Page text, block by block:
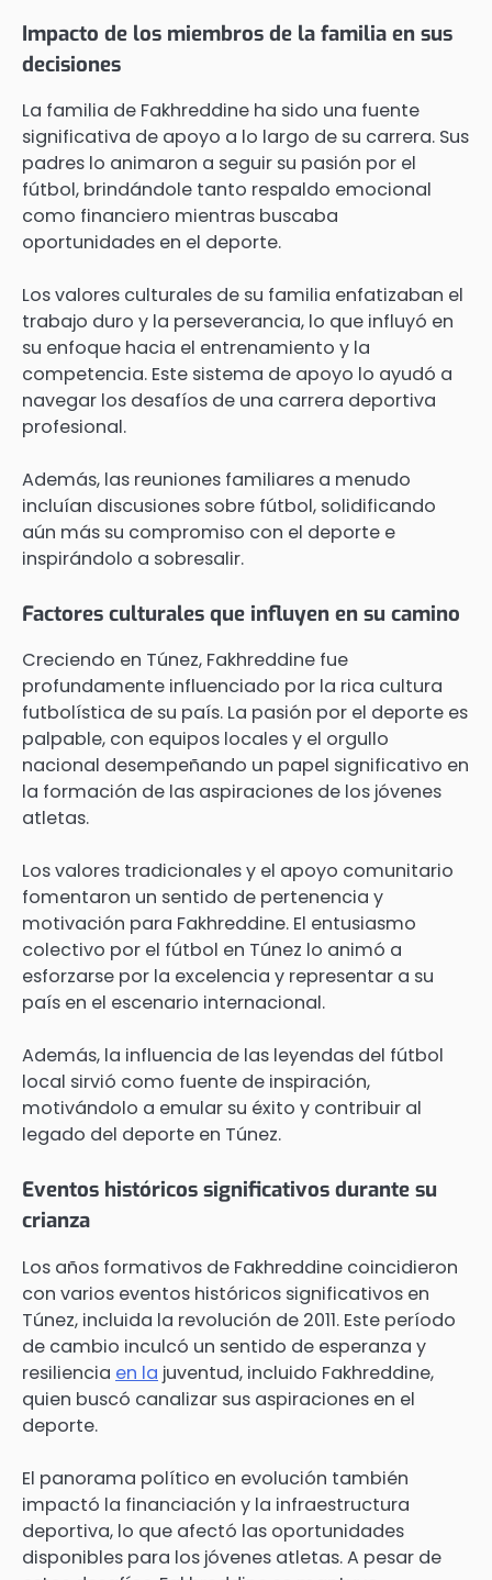
Impacto de los miembros de la familia en sus
decisiones
La familia de Fakhreddine ha sido una fuente
significativa de apoyo a lo largo de su carrera. Sus
padres lo animaron a seguir su pasión por el
fútbol, brindándole tanto respaldo emocional
como financiero mientras buscaba
oportunidades en el deporte.
Los valores culturales de su familia enfatizaban el
trabajo duro y la perseverancia, lo que influyó en
su enfoque hacia el entrenamiento y la
competencia. Este sistema de apoyo lo ayudó a
navegar los desafíos de una carrera deportiva
profesional.
Además, las reuniones familiares a menudo
incluían discusiones sobre fútbol, solidificando
aún más su compromiso con el deporte e
inspirándolo a sobresalir.
Factores culturales que influyen en su camino
Creciendo en Túnez, Fakhreddine fue
profundamente influenciado por la rica cultura
futbolística de su país. La pasión por el deporte es
palpable, con equipos locales y el orgullo
nacional desempeñando un papel significativo en
la formación de las aspiraciones de los jóvenes
atletas.
Los valores tradicionales y el apoyo comunitario
fomentaron un sentido de pertenencia y
motivación para Fakhreddine. El entusiasmo
colectivo por el fútbol en Túnez lo animó a
esforzarse por la excelencia y representar a su
país en el escenario internacional.
Además, la influencia de las leyendas del fútbol
local sirvió como fuente de inspiración,
motivándolo a emular su éxito y contribuir al
legado del deporte en Túnez.
Eventos históricos significativos durante su
crianza
Los años formativos de Fakhreddine coincidieron
con varios eventos históricos significativos en
Túnez, incluida la revolución de 2011. Este período
de cambio inculcó un sentido de esperanza y
resiliencia en la juventud, incluido Fakhreddine,
quien buscó canalizar sus aspiraciones en el
deporte.
El panorama político en evolución también
impactó la financiación y la infraestructura
deportiva, lo que afectó las oportunidades
disponibles para los jóvenes atletas. A pesar de